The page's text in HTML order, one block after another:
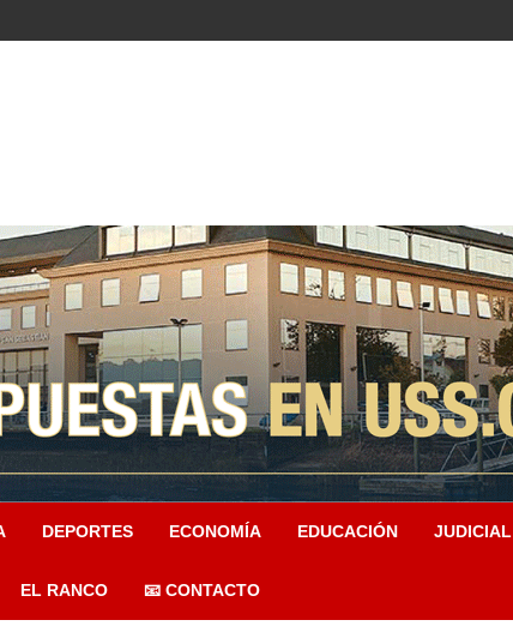
DEPORTES ECONOMÍA EDUCACIÓN JUDICIAL
EL RANCO 📧 CONTACTO